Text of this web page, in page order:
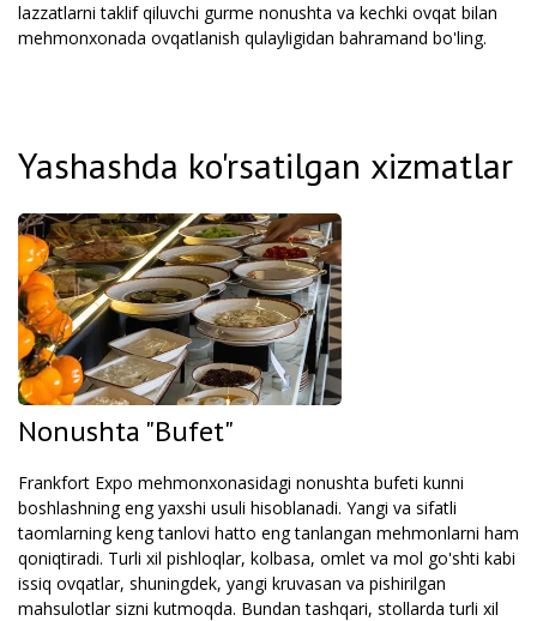
lazzatlarni taklif qiluvchi gurme nonushta va kechki ovqat bilan
mehmonxonada ovqatlanish qulayligidan bahramand bo'ling.
Yashashda ko'rsatilgan xizmatlar
Nonushta "Bufet"
Frankfort Expo mehmonxonasidagi nonushta bufeti kunni
boshlashning eng yaxshi usuli hisoblanadi. Yangi va sifatli
taomlarning keng tanlovi hatto eng tanlangan mehmonlarni ham
qoniqtiradi. Turli xil pishloqlar, kolbasa, omlet va mol go'shti kabi
issiq ovqatlar, shuningdek, yangi kruvasan va pishirilgan
mahsulotlar sizni kutmoqda. Bundan tashqari, stollarda turli xil